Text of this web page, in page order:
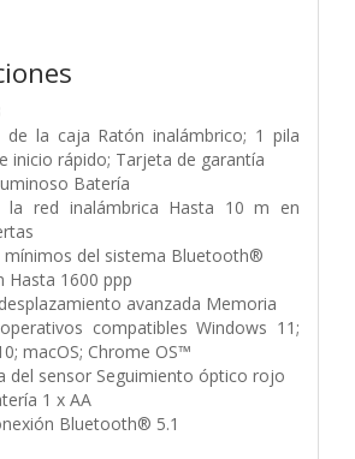
de la caja Ratón inalámbrico; 1 pila
inicio rápido; Tarjeta de garantía
Batería
la red inalámbrica Hasta 10 m en
mínimos del sistema Bluetooth®
Hasta 1600 ppp
avanzada Memoria
compatibles Windows 11;
macOS; Chrome OS™
del sensor Seguimiento óptico rojo
1 x AA
Bluetooth® 5.1